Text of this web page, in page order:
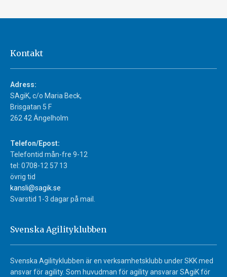
Kontakt
Adress:
SAgiK, c/o Maria Beck,
Brisgatan 5 F
262 42 Ängelholm
Telefon/Epost:
Telefontid mån-fre 9-12
tel: 0708-12 57 13
övrig tid
kansli@sagik.se
Svarstid 1-3 dagar på mail.
Svenska Agilityklubben
Svenska Agilityklubben är en verksamhetsklubb under SKK med
ansvar för agility. Som huvudman för agility ansvarar SAgiK för